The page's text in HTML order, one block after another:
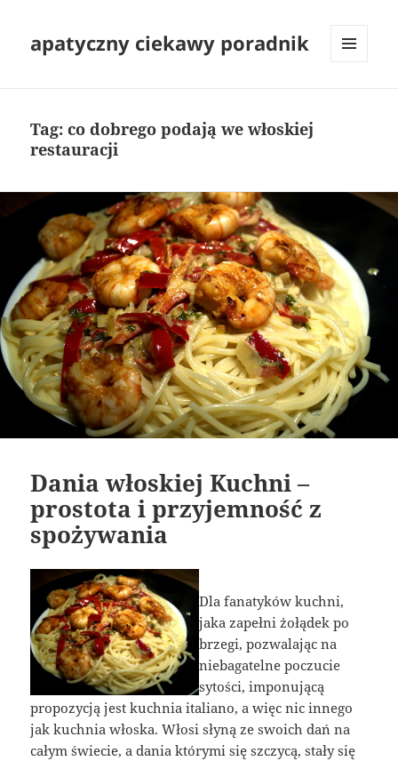
apatyczny ciekawy poradnik
Tag:co dobrego podają we włoskiej
restauracji
Dania włoskiej Kuchni –
prostota i przyjemność z
spożywania
Dla fanatyków kuchni,
jaka zapełni żołądek po
brzegi, pozwalając na
niebagatelne poczucie
sytości, imponującą
propozycją jest kuchnia italiano, a więc nic innego
jak kuchnia włoska. Włosi słyną ze swoich dań na
całym świecie, a dania którymi się szczycą, stały się